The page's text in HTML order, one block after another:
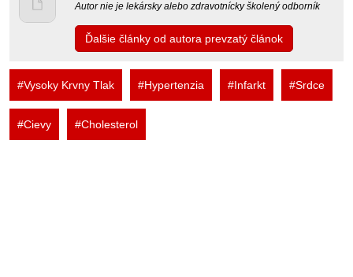
Autor nie je lekársky alebo zdravotnícky školený odborník
Ďalšie články od autora prevzatý článok
#Vysoky Krvny Tlak #Hypertenzia #Infarkt #Srdce
#Cievy #Cholesterol